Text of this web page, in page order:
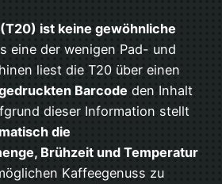
ist keine gewöhnliche
eine der wenigen Pad- und
liest die T20 über einen
Barcode den Inhalt
dieser Information stellt
die
Brühzeit und Temperatur
Kaffeegenuss zu